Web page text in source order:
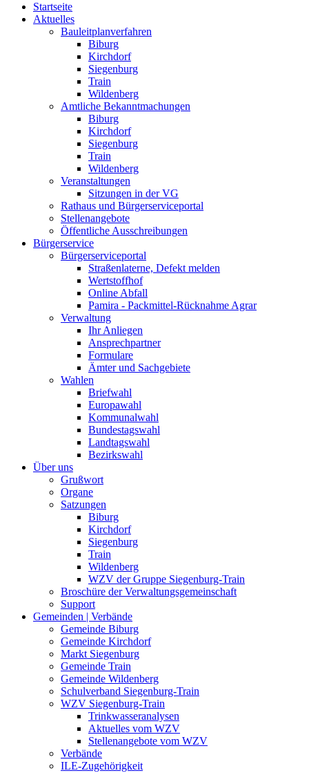
Startseite
Aktuelles
Bauleitplanverfahren
Biburg
Kirchdorf
Siegenburg
Train
Wildenberg
Amtliche Bekanntmachungen
Biburg
Kirchdorf
Siegenburg
Train
Wildenberg
Veranstaltungen
Sitzungen in der VG
Rathaus und Bürgerserviceportal
Stellenangebote
Öffentliche Ausschreibungen
Bürgerservice
Bürgerserviceportal
Straßenlaterne, Defekt melden
Wertstoffhof
Online Abfall
Pamira - Packmittel-Rücknahme Agrar
Verwaltung
Ihr Anliegen
Ansprechpartner
Formulare
Ämter und Sachgebiete
Wahlen
Briefwahl
Europawahl
Kommunalwahl
Bundestagswahl
Landtagswahl
Bezirkswahl
Über uns
Grußwort
Organe
Satzungen
Biburg
Kirchdorf
Siegenburg
Train
Wildenberg
WZV der Gruppe Siegenburg-Train
Broschüre der Verwaltungsgemeinschaft
Support
Gemeinden | Verbände
Gemeinde Biburg
Gemeinde Kirchdorf
Markt Siegenburg
Gemeinde Train
Gemeinde Wildenberg
Schulverband Siegenburg-Train
WZV Siegenburg-Train
Trinkwasseranalysen
Aktuelles vom WZV
Stellenangebote vom WZV
Verbände
ILE-Zugehörigkeit